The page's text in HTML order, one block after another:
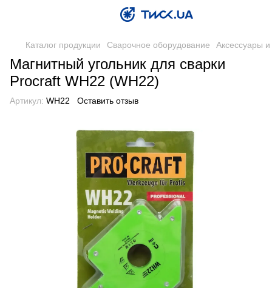
Каталог продукции Сварочное оборудование Аксессуары
Магнитный угольник для сварки
Procraft WH22 (WH22)
Артикул: WH22 Оставить отзыв